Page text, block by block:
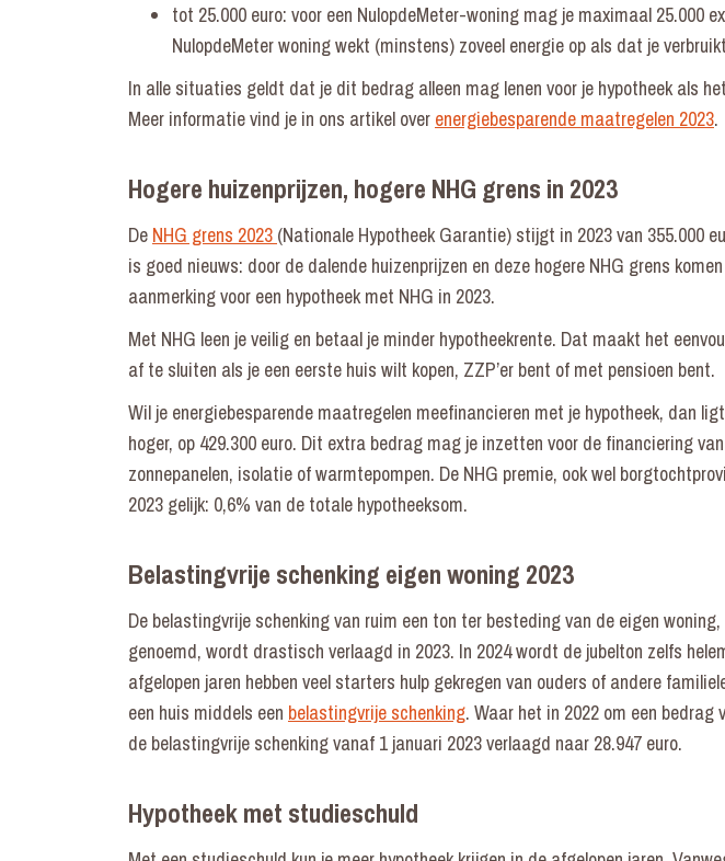
tot 25.000 euro: voor een NulopdeMeter-woning mag je maximaal 25.000
NulopdeMeter woning wekt (minstens) zoveel energie op als dat je
In alle situaties geldt dat je dit bedrag alleen mag lenen voor je hypotheek als
Meer informatie vind je in ons artikel over energiebesparende maatregelen 2023.
Hogere huizenprijzen, hogere NHG grens in 2023
De NHG grens 2023 (Nationale Hypotheek Garantie) stijgt in 2023 van 355.000
is goed nieuws: door de dalende huizenprijzen en deze hogere NHG grens
aanmerking voor een hypotheek met NHG in 2023.
Met NHG leen je veilig en betaal je minder hypotheekrente. Dat maakt het
af te sluiten als je een eerste huis wilt kopen, ZZP’er bent of met pensioen bent.
Wil je energiebesparende maatregelen meefinancieren met je hypotheek, dan
hoger, op 429.300 euro. Dit extra bedrag mag je inzetten voor de financiering
zonnepanelen, isolatie of warmtepompen. De NHG premie, ook wel
2023 gelijk: 0,6% van de totale hypotheeksom.
Belastingvrije schenking eigen woning 2023
De belastingvrije schenking van ruim een ton ter besteding van de eigen woning,
genoemd, wordt drastisch verlaagd in 2023. In 2024 wordt de jubelton zelfs
afgelopen jaren hebben veel starters hulp gekregen van ouders of andere
een huis middels een belastingvrije schenking. Waar het in 2022 om een bedrag
de belastingvrije schenking vanaf 1 januari 2023 verlaagd naar 28.947 euro.
Hypotheek met studieschuld